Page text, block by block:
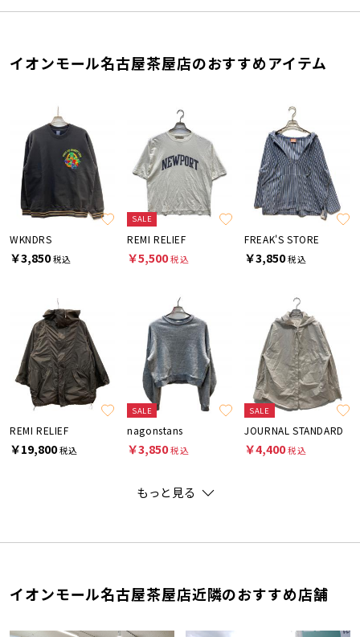
イオンモール名古屋茶屋店のおすすめアイテム
WKNDRS
￥3,850税込
SALE
REMI RELIEF
￥5,500税込
FREAK'S STORE
￥3,850税込
REMI RELIEF
￥19,800税込
SALE
nagonstans
￥3,850税込
SALE
JOURNAL STANDARD
￥4,400税込
もっと見る
イオンモール名古屋茶屋店近隣のおすすめ店舗